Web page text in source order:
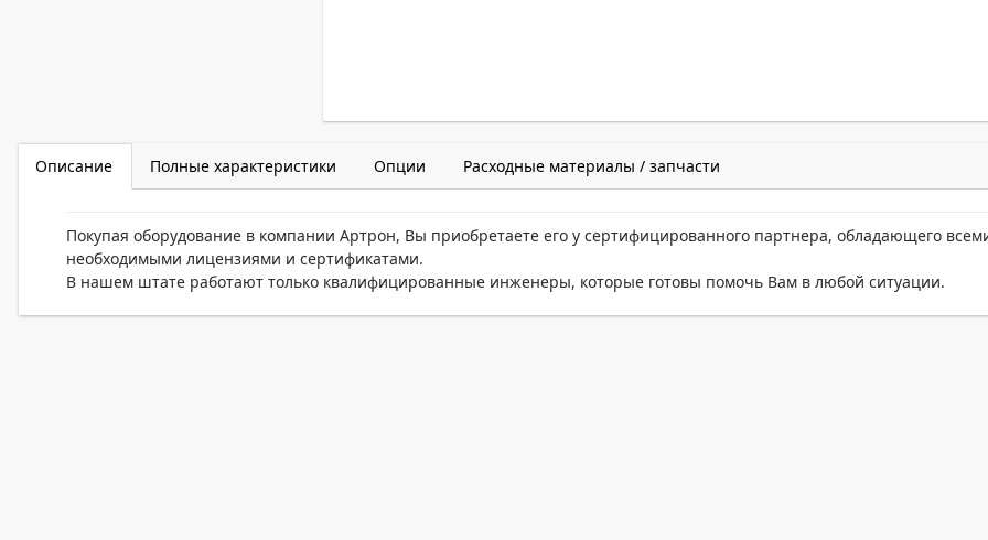
Описание Полные характеристики Опции Расходные материалы / запчасти
Покупая оборудование в компании Артрон, Вы приобретаете его у сертифицированного партнера, обладающего
необходимыми лицензиями и сертификатами.
В нашем штате работают только квалифицированные инженеры, которые готовы помочь Вам в любой ситуации.